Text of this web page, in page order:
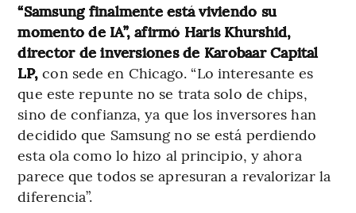
“Samsung finalmente está viviendo su
momento de IA”, afirmó Haris Khurshid,
director de inversiones de Karobaar Capital
LP,con sede en Chicago. “Lo interesante es
que este repunte no se trata solo de chips,
sino de confianza, ya que los inversores han
decidido que Samsung no se está perdiendo
esta ola como lo hizo al principio, y ahora
parece que todos se apresuran a revalorizar la
diferencia”.